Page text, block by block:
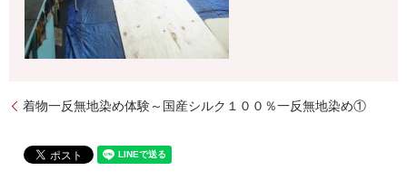
着物一反無地染め体験～国産シルク１００％一反無地染め①